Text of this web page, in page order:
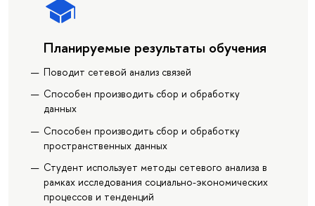
Планируемые результаты обучения
Поводит сетевой анализ связей
Способен производить сбор и обработку
данных
Способен производить сбор и обработку
пространственных данных
Студент использует методы сетевого анализа в
рамках исследования социально-экономических
процессов и тенденций